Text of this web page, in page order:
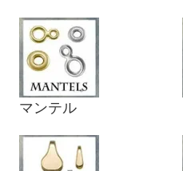
マンテル